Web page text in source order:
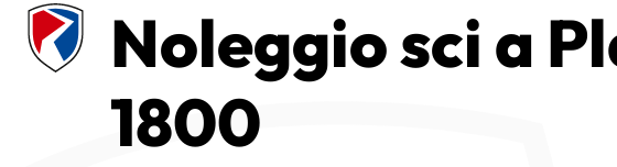
Noleggio sci a
1800